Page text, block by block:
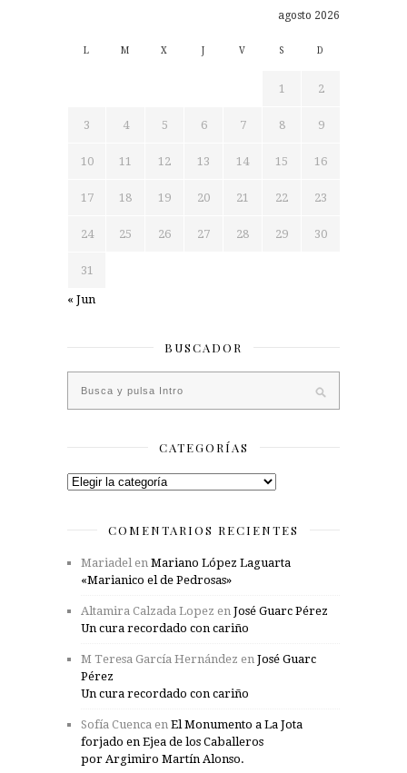
agosto 2026
L M X J V S D
1 2
3 4 5 6 7 8 9
10 11 12 13 14 15 16
17 18 19 20 21 22 23
24 25 26 27 28 29 30
31
« Jun
BUSCADOR
CATEGORÍAS
Categorías
COMENTARIOS RECIENTES
Mariadel en Mariano López Laguarta
«Marianico el de Pedrosas»
Altamira Calzada Lopez en José Guarc Pérez
Un cura recordado con cariño
M Teresa García Hernández en José Guarc
Pérez
Un cura recordado con cariño
Sofía Cuenca en El Monumento a La Jota
forjado en Ejea de los Caballeros
por Argimiro Martín Alonso.